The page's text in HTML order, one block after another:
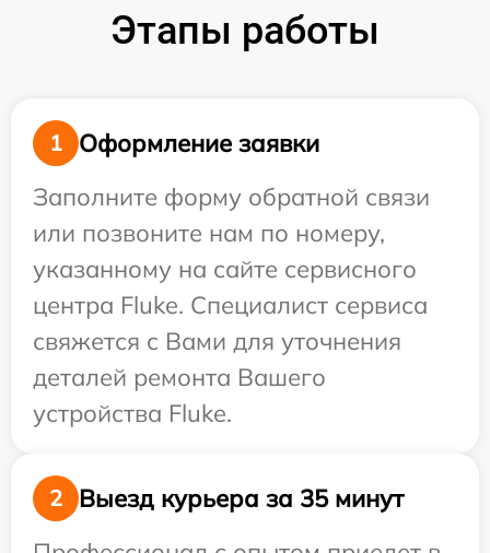
Этапы работы
1
Оформление заявки
Заполните форму обратной связи
или позвоните нам по номеру,
указанному на сайте сервисного
центра Fluke. Специалист сервиса
свяжется с Вами для уточнения
деталей ремонта Вашего
устройства Fluke.
2
Выезд курьера за 35 минут